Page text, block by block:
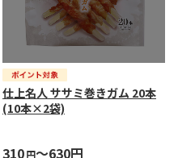
仕上名人 ササミ巻きガム 20本
(10本×2袋)
310円～630円